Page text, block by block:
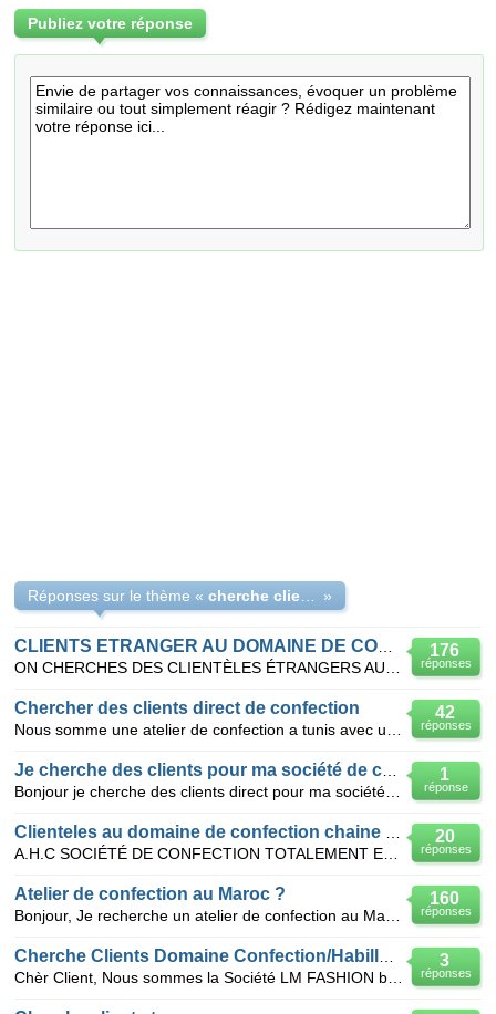
Publiez votre réponse
Réponses sur le thème « »
176
réponses
42
réponses
Chercher des clients direct de confection
1
réponse
20
réponses
160
réponses
Atelier de confection au Maroc ?
3
réponses